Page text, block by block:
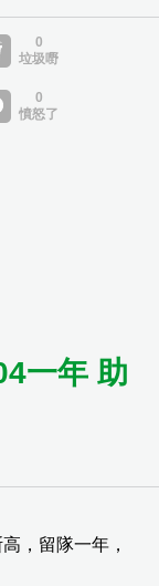
一年 助
，留隊一年，